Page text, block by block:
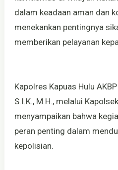
dalam keadaan aman dan
menekankan pentingnya
memberikan pelayanan
Kapolres Kapuas Hulu
S.I.K., M.H., melalui
menyampaikan bahwa
peran penting dalam
kepolisian.